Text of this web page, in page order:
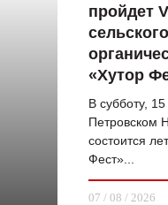
пройдет
«Хутор
В субботу, 15
Петровском
состоится
Фест»...
07 / 08 / 2026